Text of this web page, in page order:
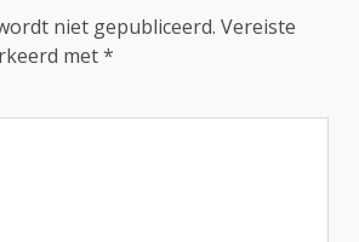
niet gepubliceerd. Vereiste
met*